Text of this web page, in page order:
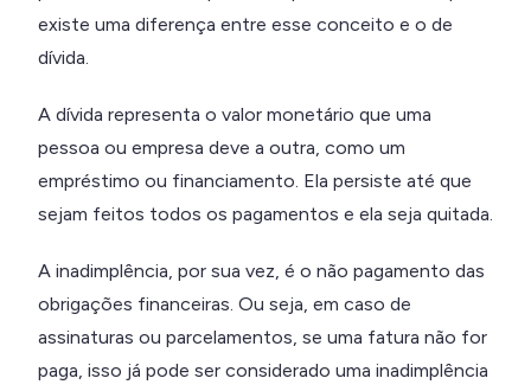
existe uma diferença entre esse conceito e o de
dívida.
A dívida representa o valor monetário que uma
pessoa ou empresa deve a outra, como um
empréstimo ou financiamento. Ela persiste até que
sejam feitos todos os pagamentos e ela seja quitada.
A inadimplência, por sua vez, é o não pagamento das
obrigações financeiras. Ou seja, em caso de
assinaturas ou parcelamentos, se uma fatura não for
paga, isso já pode ser considerado uma inadimplência